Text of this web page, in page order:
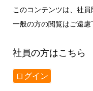
このコンテンツは、社員
一般の方の閲覧はご遠慮
社員の方はこちら
ログイン